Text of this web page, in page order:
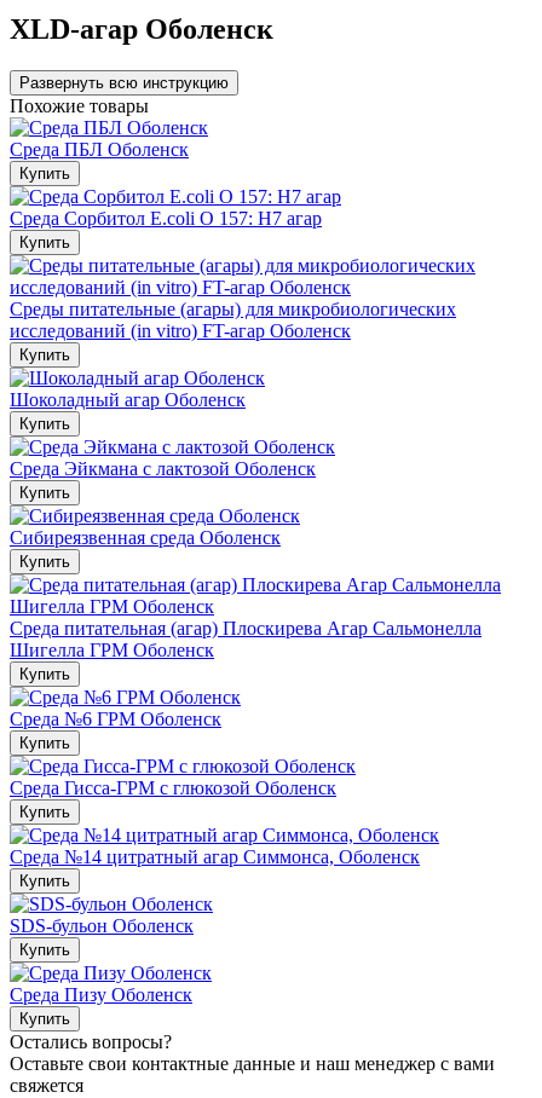
XLD-агар Оболенск
Развернуть всю инструкцию
Похожие товары
Среда ПБЛ Оболенск
Купить
Среда Сорбитол E.сoli O 157: H7 агар
Купить
Среды питательные (агары) для микробиологических
исследований (in vitro) FT-агар Оболенск
Купить
Шоколадный агар Оболенск
Купить
Среда Эйкмана с лактозой Оболенск
Купить
Сибиреязвенная среда Оболенск
Купить
Среда питательная (агар) Плоскирева Агар Сальмонелла
Шигелла ГРМ Оболенск
Купить
Среда №6 ГРМ Оболенск
Купить
Среда Гисса-ГРМ с глюкозой Оболенск
Купить
Среда №14 цитратный агар Симмонса, Оболенск
Купить
SDS-бульон Оболенск
Купить
Среда Пизу Оболенск
Купить
Остались вопросы?
Оставьте свои контактные данные и наш менеджер с вами
свяжется